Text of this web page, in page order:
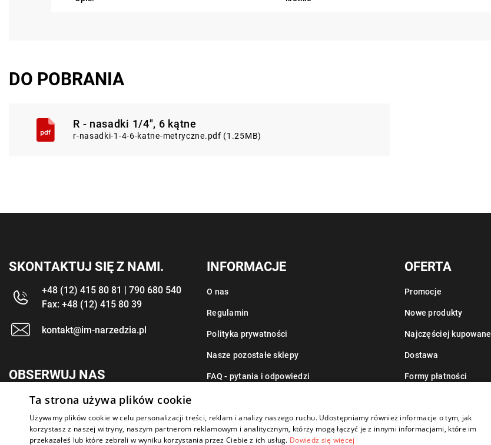
DO POBRANIA
R - nasadki 1/4", 6 kątne
r-nasadki-1-4-6-katne-metryczne.pdf (1.25MB)
SKONTAKTUJ SIĘ Z NAMI.
+48 (12) 415 80 81 | 790 680 540
Fax: +48 (12) 415 80 39
kontakt@im-narzedzia.pl
OBSERWUJ NAS
INFORMACJE
O nas
Regulamin
Polityka prywatności
Nasze pozostałe sklepy
FAQ - pytania i odpowiedzi
OFERTA
Promocje
Nowe produkty
Najczęściej kupowane
Dostawa
Formy płatności
Ta strona używa plików cookie
Używamy plików cookie w celu personalizacji treści, reklam i analizy naszego ruchu. Udostępniamy również informacje o tym, jak
korzystasz z naszej witryny, naszym partnerom reklamowym i analitycznym, którzy mogą łączyć je z innymi informacjami, które im
przekazałeś lub które zebrali w wyniku korzystania przez Ciebie z ich usług. Dowiedz się więcej